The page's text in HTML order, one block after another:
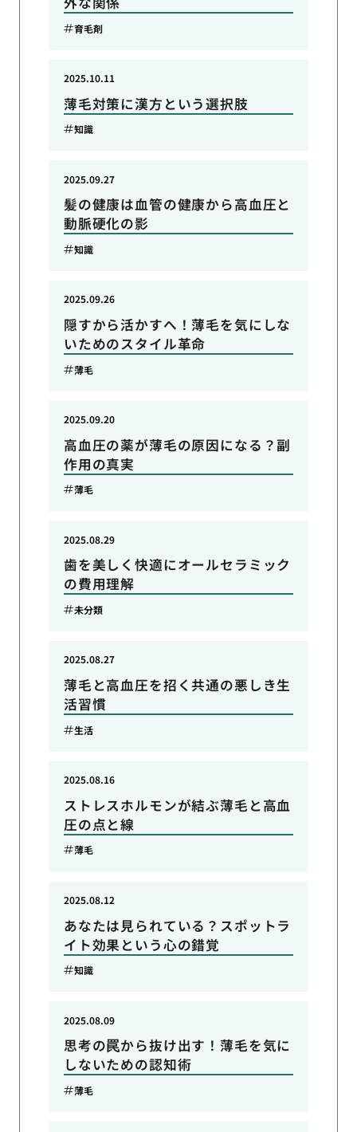
育毛剤
薄毛対策に漢方という選択肢
2025.10.11
知識
髪の健康は血管の健康から高血圧と
動脈硬化の影
2025.09.27
知識
隠すから活かすへ！薄毛を気にしな
いためのスタイル革命
2025.09.26
薄毛
高血圧の薬が薄毛の原因になる？副
作用の真実
2025.09.20
薄毛
歯を美しく快適にオールセラミック
の費用理解
2025.08.29
未分類
薄毛と高血圧を招く共通の悪しき生
活習慣
2025.08.27
生活
ストレスホルモンが結ぶ薄毛と高血
圧の点と線
2025.08.16
薄毛
あなたは見られている？スポットラ
イト効果という心の錯覚
2025.08.12
知識
思考の罠から抜け出す！薄毛を気に
しないための認知術
2025.08.09
薄毛